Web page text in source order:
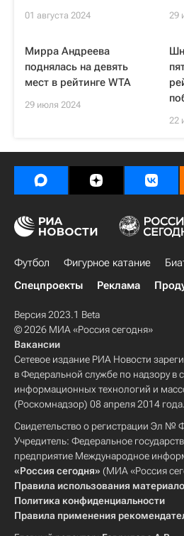
01 августа 2024 29
Мирра Андреева
поднялась на девять
мест в рейтинге WTA
29 июля 2024
22
Футбол Фигурное катание
Спецпроекты
Реклама
Версия 2023.1 Beta
© 2026 МИА «Россия сегодня»
Вакансии
Сетевое издание РИА Новости
в Федеральной службе по надзору в
информационных технологий и
(Роскомнадзор) 08 апреля 2014 года.
Свидетельство о регистрации Эл №
Учредитель: Федеральное
предприятие Международное
«Россия сегодня» (МИА «Россия
Правила использования
Политика конфиденциальности
Правила применения